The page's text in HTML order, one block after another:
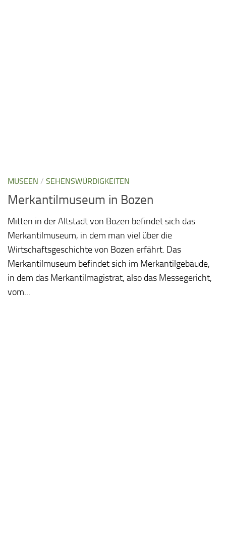
MUSEEN / SEHENSWÜRDIGKEITEN
Merkantilmuseum in Bozen
Mitten in der Altstadt von Bozen befindet sich das
Merkantilmuseum, in dem man viel über die
Wirtschaftsgeschichte von Bozen erfährt. Das
Merkantilmuseum befindet sich im Merkantilgebäude,
in dem das Merkantilmagistrat, also das Messegericht,
vom...